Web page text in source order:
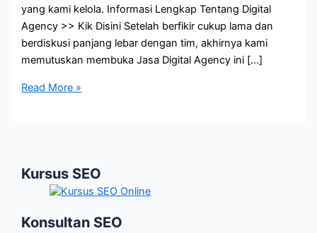
yang kami kelola. Informasi Lengkap Tentang Digital
Agency >> Kik Disini Setelah berfikir cukup lama dan
berdiskusi panjang lebar dengan tim, akhirnya kami
memutuskan membuka Jasa Digital Agency ini […]
Ini
Miliki
dalam
Read More »
Kursus SEO
Konsultan SEO